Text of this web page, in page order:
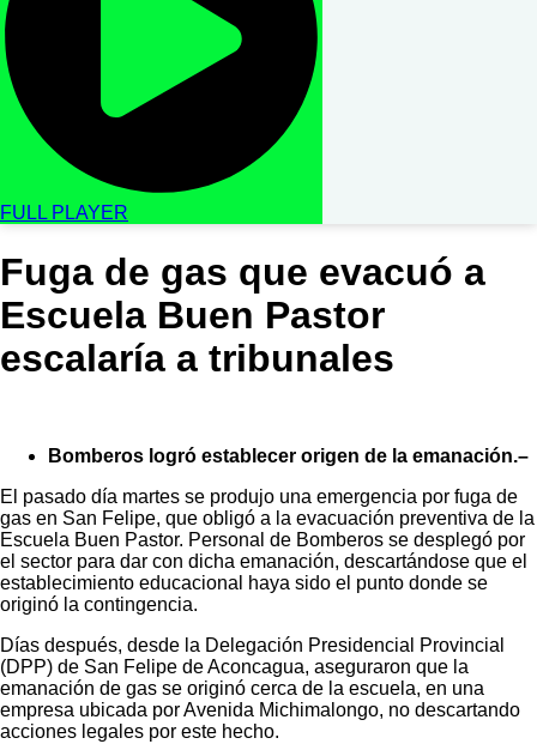
FULL PLAYER
Fuga de gas que evacuó a
Escuela Buen Pastor
escalaría a tribunales
Bomberos logró establecer origen de la emanación.–
El pasado día martes se produjo una emergencia por fuga de
gas en San Felipe, que obligó a la evacuación preventiva de la
Escuela Buen Pastor. Personal de Bomberos se desplegó por
el sector para dar con dicha emanación, descartándose que el
establecimiento educacional haya sido el punto donde se
originó la contingencia.
Días después, desde la Delegación Presidencial Provincial
(DPP) de San Felipe de Aconcagua, aseguraron que la
emanación de gas se originó cerca de la escuela, en una
empresa ubicada por Avenida Michimalongo, no descartando
acciones legales por este hecho.